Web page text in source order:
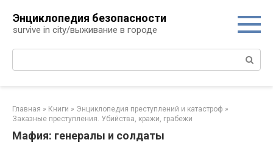
контенту
Энциклопедия безопасности
survive in city/выживание в городе
Поиск:
Главная » Книги » Энциклопедия преступлений и катастроф »
Заказные преступления. Убийства, кражи, грабежи
Мафия: генералы и солдаты